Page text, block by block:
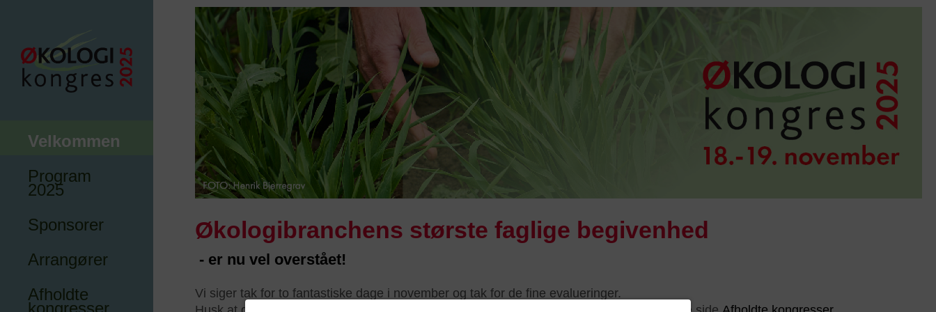
Velkommen
Program
2025
Sponsorer
Arrangører
Afholdte
kongresser
Økologibranchens største faglige begivenhed
- er nu vel overstået!
Vi siger tak for to fantastiske dage i november og tak for de fine evalueringer.